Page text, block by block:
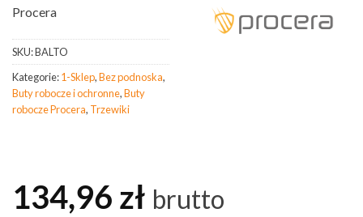
Procera
SKU:BALTO
Kategorie:1-Sklep,Bez podnoska,
Buty robocze i ochronne,Buty
robocze Procera, Trzewiki
134,96 zł brutto